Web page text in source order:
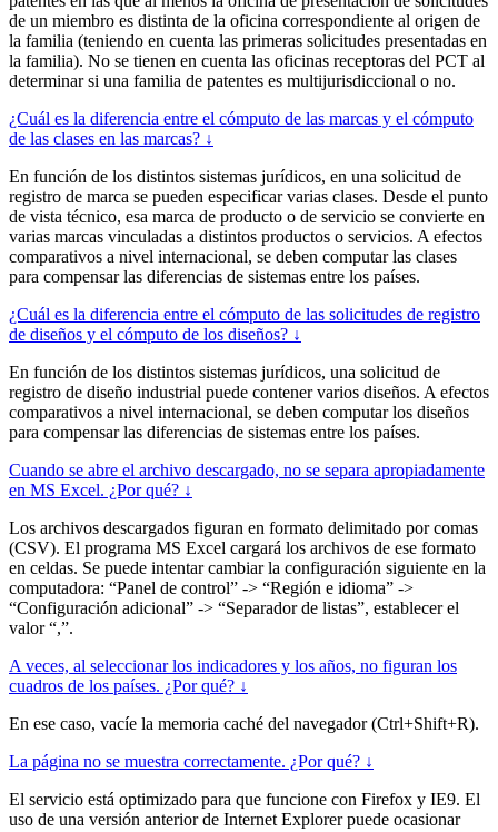
de un miembro es distinta de la oficina correspondiente al origen de
la familia (teniendo en cuenta las primeras solicitudes presentadas en
la familia). No se tienen en cuenta las oficinas receptoras del PCT al
determinar si una familia de patentes es multijurisdiccional o no.
¿Cuál es la diferencia entre el cómputo de las marcas y el cómputo
de las clases en las marcas? ↓
En función de los distintos sistemas jurídicos, en una solicitud de
registro de marca se pueden especificar varias clases. Desde el punto
de vista técnico, esa marca de producto o de servicio se convierte en
varias marcas vinculadas a distintos productos o servicios. A efectos
comparativos a nivel internacional, se deben computar las clases
para compensar las diferencias de sistemas entre los países.
¿Cuál es la diferencia entre el cómputo de las solicitudes de registro
de diseños y el cómputo de los diseños? ↓
En función de los distintos sistemas jurídicos, una solicitud de
registro de diseño industrial puede contener varios diseños. A efectos
comparativos a nivel internacional, se deben computar los diseños
para compensar las diferencias de sistemas entre los países.
Cuando se abre el archivo descargado, no se separa apropiadamente
en MS Excel. ¿Por qué? ↓
Los archivos descargados figuran en formato delimitado por comas
(CSV). El programa MS Excel cargará los archivos de ese formato
en celdas. Se puede intentar cambiar la configuración siguiente en la
computadora: “Panel de control” -> “Región e idioma” ->
“Configuración adicional” -> “Separador de listas”, establecer el
valor “,”.
A veces, al seleccionar los indicadores y los años, no figuran los
cuadros de los países. ¿Por qué? ↓
En ese caso, vacíe la memoria caché del navegador (Ctrl+Shift+R).
La página no se muestra correctamente. ¿Por qué? ↓
El servicio está optimizado para que funcione con Firefox y IE9. El
uso de una versión anterior de Internet Explorer puede ocasionar